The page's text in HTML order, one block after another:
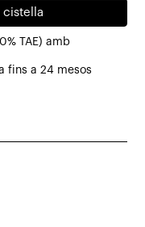
cistella
TAE) amb
fins a 24 mesos